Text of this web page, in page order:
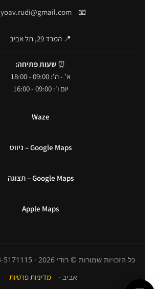
📧
yoav.rudi@gmail.com
📍 המרד 29, תל אביב
⏰ שעות פתיחה:
א' - ה': 09:00 - 18:00
יום ו': 09:00 - 16:00
Waze
Google Maps – ניווט
Google Maps – תצוגה
Apple Maps
אביב ·
מדיניות פרטיות